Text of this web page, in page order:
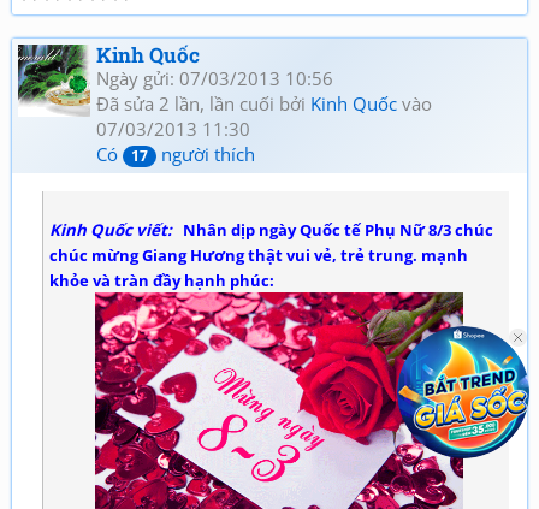
Kinh Quốc
Ngày gửi: 07/03/2013 10:56
Đã sửa 2 lần, lần cuối bởi Kinh Quốc vào
07/03/2013 11:30
Có
17 người thích
Kinh Quốc viết: Nhân dịp ngày Quốc tế Phụ Nữ 8/3 chúc
chúc mừng Giang Hương thật vui vẻ, trẻ trung. mạnh
khỏe và tràn đầy hạnh phúc: